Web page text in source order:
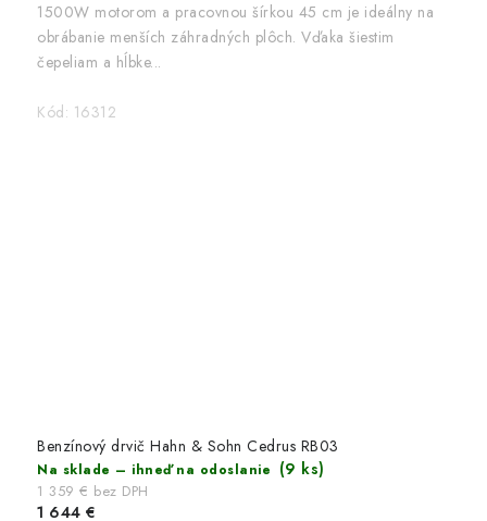
1500W motorom a pracovnou šírkou 45 cm je ideálny na
obrábanie menších záhradných plôch. Vďaka šiestim
čepeliam a hĺbke...
Kód: 16312
Benzínový drvič Hahn & Sohn Cedrus RB03
Na sklade – ihneď na odoslanie (9 ks)
1 359 € bez DPH
1 644 €